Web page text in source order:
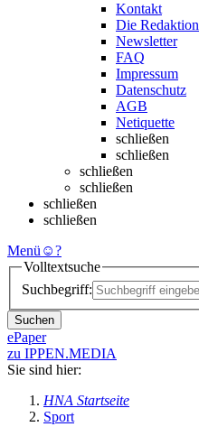
Kontakt
Die Redaktion
Newsletter
FAQ
Impressum
Datenschutz
AGB
Netiquette
schließen
schließen
schließen
schließen
schließen
schließen
Menü ☺?
Volltextsuche
Suchbegriff:
Suchen
ePaper
zu IPPEN.MEDIA
Sie sind hier:
HNA Startseite
Sport